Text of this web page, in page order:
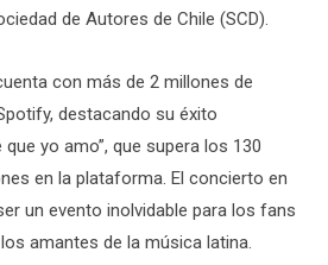
de Autores de Chile (SCD).
con más de 2 millones de
destacando su éxito
yo amo”, que supera los 130
en la plataforma. El concierto en
un evento inolvidable para los fans
amantes de la música latina.